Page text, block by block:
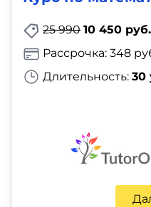
25 990 10 450 руб.
Длительность: 30
Рассрочка: 348